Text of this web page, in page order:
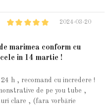
2024-03-20
marimea conform cu
in 14 martie !
h , recomand cu incredere !
de pe you tube ,
clare , (fara vorbărie